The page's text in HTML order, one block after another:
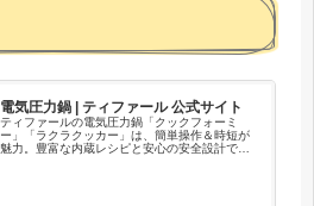
電気圧力鍋 | ティファール 公式サイト
ティファールの電気圧力鍋「クックフォーミ
ー」「ラクラクッカー」は、簡単操作＆時短が
魅力。豊富な内蔵レシピと安心の安全設計で、